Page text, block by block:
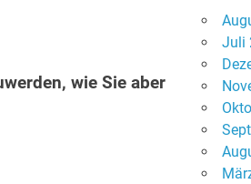
wie Sie aber
Juli